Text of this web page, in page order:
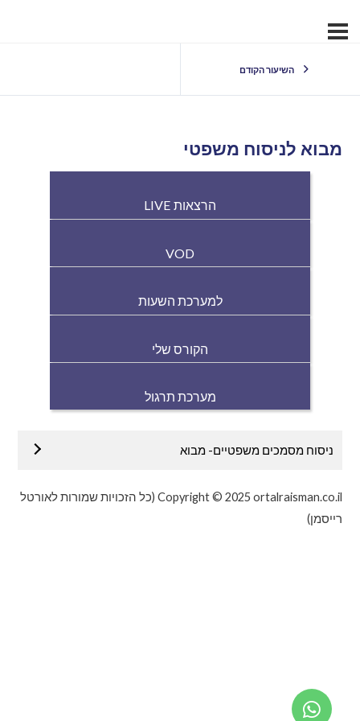
השיעור הקודם
מבוא לניסוח משפטי
הרצאות LIVE
VOD
למערכת השעות
הקורס שלי
מערכת תרגול
ניסוח מסמכים משפטיים- מבוא
Copyright © 2025 ortalraisman.co.il (כל הזכויות שמורות לאורטל
רייסמן)